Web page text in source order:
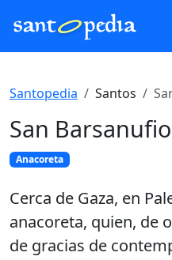
Santopedia Santos
San Barsanufio
Anacoreta
Cerca de Gaza, en
anacoreta, quien, de
de gracias de